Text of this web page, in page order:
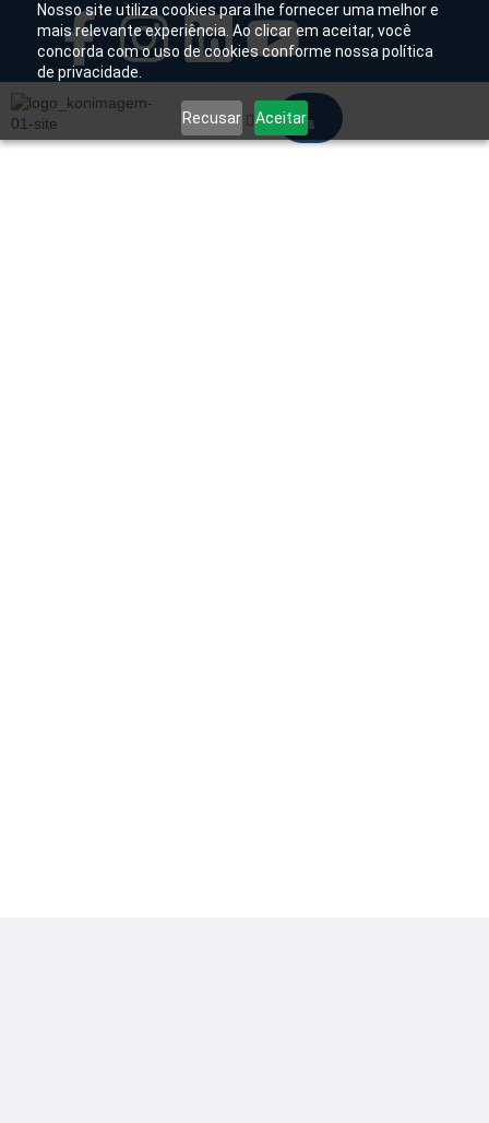
Nosso site utiliza cookies para lhe fornecer uma melhor e
mais relevante experiência. Ao clicar em aceitar, você
concorda com o uso de cookies conforme nossa política
de privacidade.
Recusar Aceitar